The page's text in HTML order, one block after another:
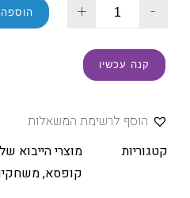
-
+
קנה עכשיו
הוסף לרשימת המשאלות
קטגוריות
מוצרי הייבוא
קופסא,